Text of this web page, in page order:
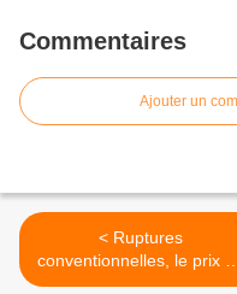
Commentaires
Ajouter un
< Ruptures
conventionnelles, le prix de
la paix sociale